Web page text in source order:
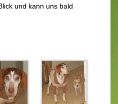
und kann uns bald